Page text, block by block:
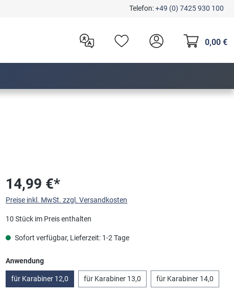
Telefon:+49 (0) 7425 930 100
0,00 €
14,99 €*
Preise inkl. MwSt. zzgl. Versandkosten
10 Stück im Preis enthalten
Sofort verfügbar, Lieferzeit: 1-2 Tage
Anwendungauswählen
für Karabiner 12,0 für Karabiner 13,0 für Karabiner 14,0